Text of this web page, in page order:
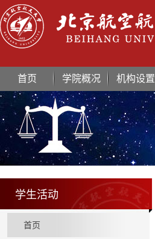
首页 学院概况 机构设置
学生活动
首页